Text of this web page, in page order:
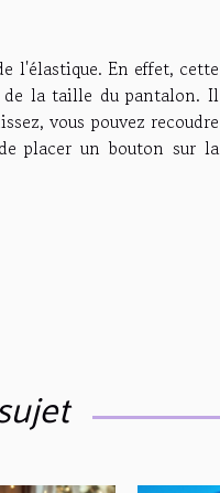
l'élastique. En effet, cette
de la taille du pantalon. Il
vous pouvez recoudre
placer un bouton sur la